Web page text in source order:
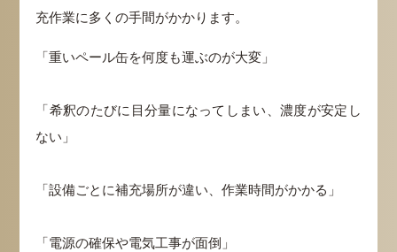
充作業に多くの手間がかかります。
「重いペール缶を何度も運ぶのが大変」
「希釈のたびに目分量になってしまい、濃度が安定し
ない」
「設備ごとに補充場所が違い、作業時間がかかる」
「電源の確保や電気工事が面倒」